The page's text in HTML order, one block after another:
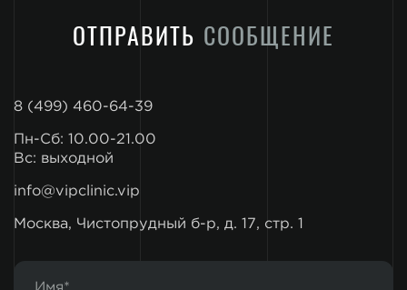
ОТПРАВИТЬ СООБЩЕНИЕ
8 (499) 460-64-39
Пн-Сб: 10.00-21.00
Вс: выходной
info@vipclinic.vip
Москва, Чистопрудный б-р, д. 17, стр. 1